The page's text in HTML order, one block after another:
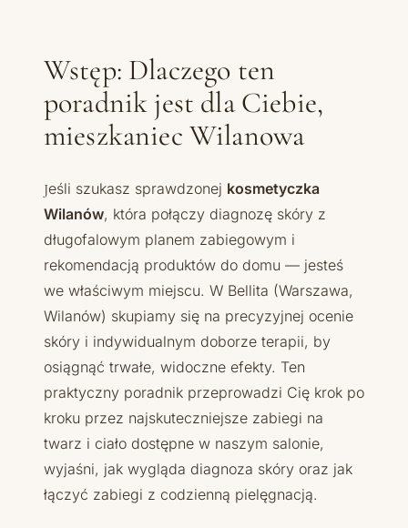
Wstęp: Dlaczego ten
poradnik jest dla Ciebie,
mieszkaniec Wilanowa
Jeśli szukasz sprawdzonej kosmetyczka
Wilanów, która połączy diagnozę skóry z
długofalowym planem zabiegowym i
rekomendacją produktów do domu — jesteś
we właściwym miejscu. W Bellita (Warszawa,
Wilanów) skupiamy się na precyzyjnej ocenie
skóry i indywidualnym doborze terapii, by
osiągnąć trwałe, widoczne efekty. Ten
praktyczny poradnik przeprowadzi Cię krok po
kroku przez najskuteczniejsze zabiegi na
twarz i ciało dostępne w naszym salonie,
wyjaśni, jak wygląda diagnoza skóry oraz jak
łączyć zabiegi z codzienną pielęgnacją.